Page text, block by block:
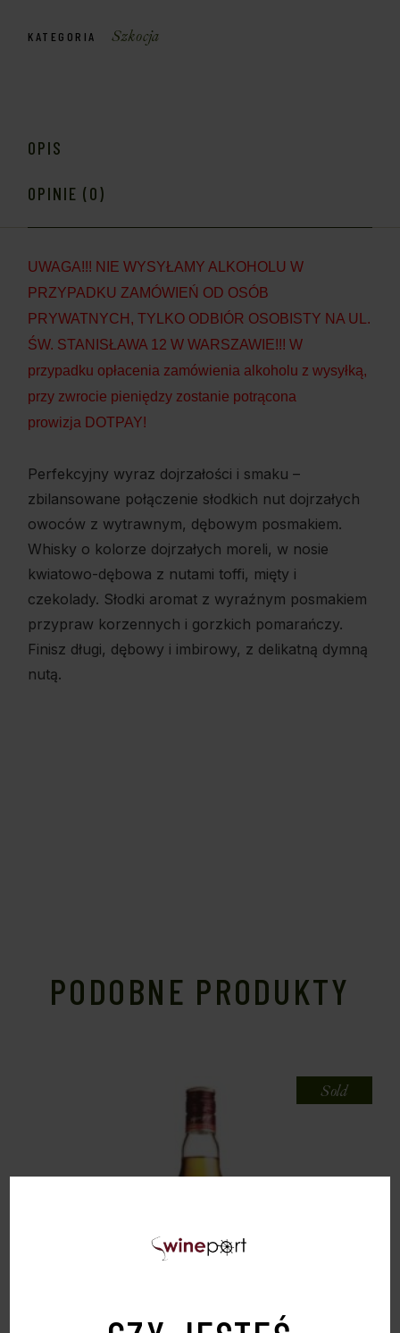
KATEGORIA Szkocja
OPIS
OPINIE (0)
UWAGA!!! NIE WYSYŁAMY ALKOHOLU W
PRZYPADKU ZAMÓWIEŃ OD OSÓB
PRYWATNYCH, TYLKO ODBIÓR OSOBISTY NA UL.
ŚW. STANISŁAWA 12 W WARSZAWIE!!! W
przypadku opłacenia zamówienia alkoholu z wysyłką,
przy zwrocie pieniędzy zostanie potrącona
prowizja DOTPAY!
Perfekcyjny wyraz dojrzałości i smaku –
zbilansowane połączenie słodkich nut dojrzałych
owoców z wytrawnym, dębowym posmakiem.
Whisky o kolorze dojrzałych moreli, w nosie
kwiatowo-dębowa z nutami toffi, mięty i
czekolady. Słodki aromat z wyraźnym posmakiem
przypraw korzennych i gorzkich pomarańczy.
Finisz długi, dębowy i imbirowy, z delikatną dymną
nutą.
PODOBNE PRODUKTY
Sold